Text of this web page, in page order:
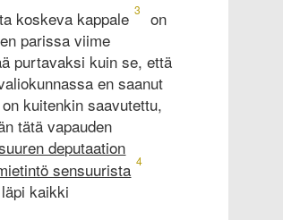
koskeva kappale 3
on
parissa viime
purtavaksi kuin se, että
en saanut
kuitenkin saavutettu,
tätä vapauden
deputaation
sensuurista 4
kaikki